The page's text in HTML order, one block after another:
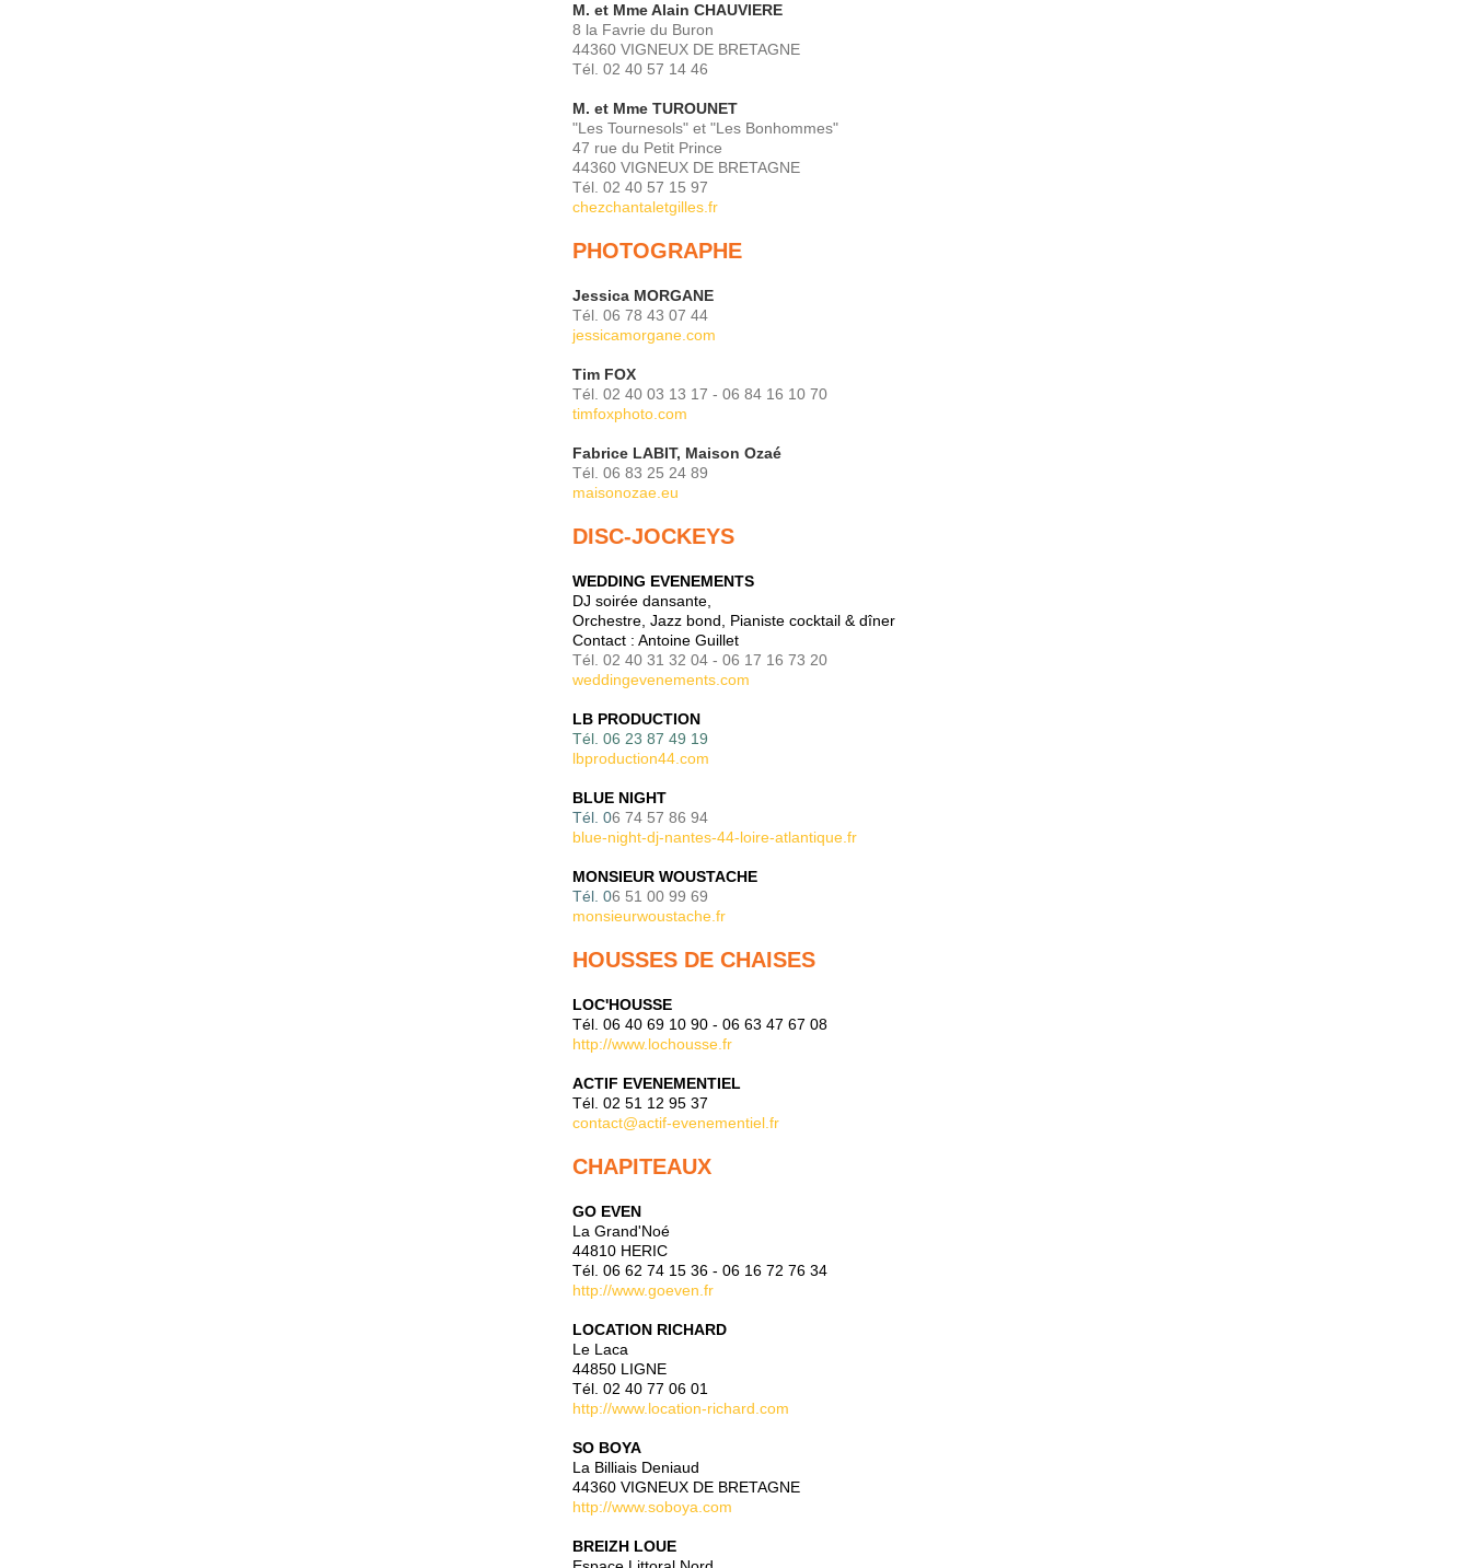
M. et Mme Alain CHAUVIERE
8 la Favrie du Buron
44360 VIGNEUX DE BRETAGNE
Tél. 02 40 57 14 46
M. et Mme TUROUNET
"Les Tournesols" et "Les Bonhommes"
47 rue du Petit Prince
44360 VIGNEUX DE BRETAGNE
Tél. 02 40 57 15 97
chezchantaletgilles.fr
PHOTOGRAPHE
Jessica MORGANE
Tél. 06 78 43 07 44
jessicamorgane.com
Tim FOX
Tél. 02 40 03 13 17 - 06 84 16 10 70
timfoxphoto.com
Fabrice LABIT, Maison Ozaé
Tél. 06 83 25 24 89
maisonozae.eu
DISC-JOCKEYS
WEDDING EVENEMENTS
DJ soirée dansante,
Orchestre, Jazz bond, Pianiste cocktail & dîner
Contact : Antoine Guillet
Tél. 02 40 31 32 04 - 06 17 16 73 20
weddingevenements.com
LB PRODUCTION
Tél. 06 23 87 49 19
lbproduction44.com
BLUE NIGHT
Tél. 06 74 57 86 94
blue-night-dj-nantes-44-loire-atlantique.fr
MONSIEUR WOUSTACHE
Tél. 06 51 00 99 69
monsieurwoustache.fr
HOUSSES DE CHAISES
LOC'HOUSSE
Tél. 06 40 69 10 90 - 06 63 47 67 08
http://www.lochousse.fr
ACTIF EVENEMENTIEL
Tél. 02 51 12 95 37
contact@actif-evenementiel.fr
CHAPITEAUX
GO EVEN
La Grand'Noé
44810 HERIC
Tél. 06 62 74 15 36 - 06 16 72 76 34
http://www.goeven.fr
LOCATION RICHARD
Le Laca
44850 LIGNE
Tél. 02 40 77 06 01
http://www.location-richard.com
SO BOYA
La Billiais Deniaud
44360 VIGNEUX DE BRETAGNE
http://www.soboya.com
BREIZH LOUE